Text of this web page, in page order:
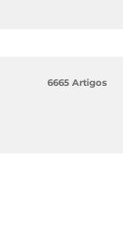
6665 Artigos